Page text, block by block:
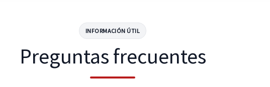
INFORMACIÓN ÚTIL
Preguntas frecuentes